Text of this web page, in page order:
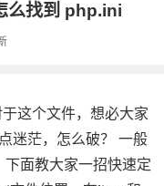
么找到 php.ini
这个文件，想必大家
迷茫，怎么破？ 一般
下面教大家一招快速定